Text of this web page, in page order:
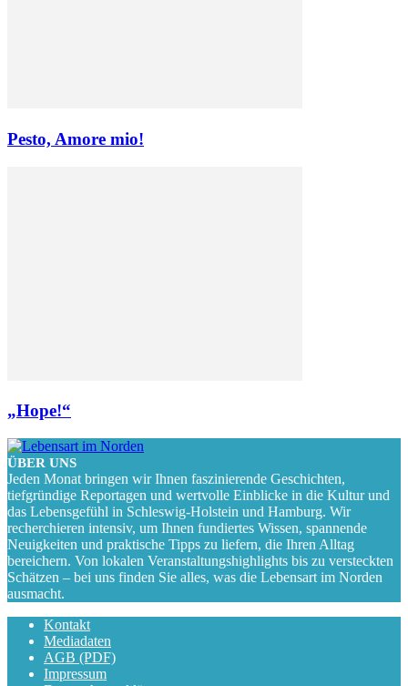
Pesto, Amore mio!
„Hope!“
ÜBER UNS
Jeden Monat bringen wir Ihnen faszinierende Geschichten,
tiefgründige Reportagen und wertvolle Einblicke in die Kultur und
das Lebensgefühl in Schleswig-Holstein und Hamburg. Wir
recherchieren intensiv, um Ihnen fundiertes Wissen, spannende
Neuigkeiten und praktische Tipps zu liefern, die Ihren Alltag
bereichern. Von lokalen Veranstaltungshighlights bis zu versteckten
Schätzen – bei uns finden Sie alles, was die Lebensart im Norden
ausmacht.
Kontakt
Mediadaten
AGB (PDF)
Impressum